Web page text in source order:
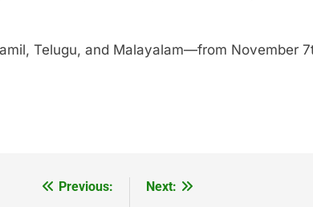
Telugu, and Malayalam—from November
Previous:
Next: